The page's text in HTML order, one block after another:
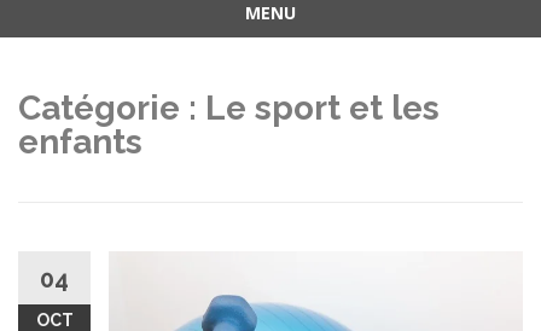
MENU
contenu
Catégorie : Le sport et les
enfants
04
OCT